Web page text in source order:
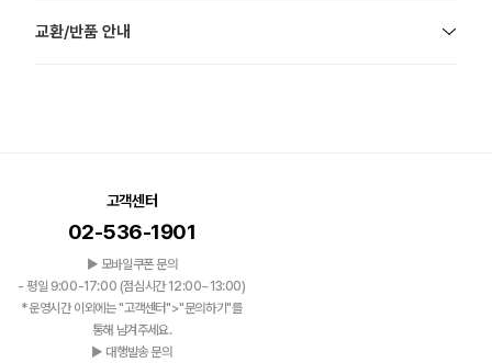
교환/반품 안내
고객센터
02-536-1901
▶ 모바일쿠폰 문의
- 평일 9:00-17:00 (점심시간 12:00~13:00)
*운영시간 이외에는 "고객센터">"문의하기"를
통해 남겨주세요.
▶ 대행발송 문의